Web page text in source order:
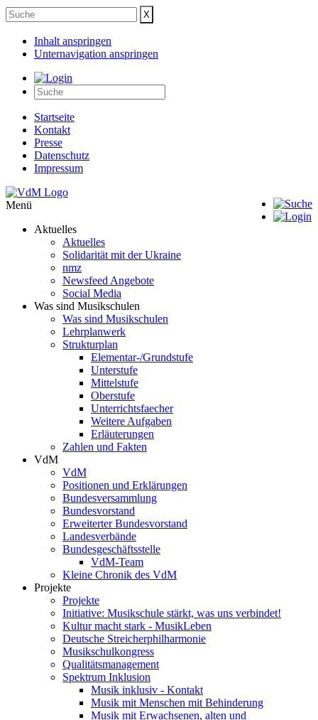
Inhalt anspringen
Unternavigation anspringen
Startseite
Kontakt
Presse
Datenschutz
Impressum
Menü
Aktuelles
Aktuelles
Solidarität mit der Ukraine
nmz
Newsfeed Angebote
Social Media
Was sind Musikschulen
Was sind Musikschulen
Lehrplanwerk
Strukturplan
Elementar-/Grundstufe
Unterstufe
Mittelstufe
Oberstufe
Unterrichtsfaecher
Weitere Aufgaben
Erläuterungen
Zahlen und Fakten
VdM
VdM
Positionen und Erklärungen
Bundesversammlung
Bundesvorstand
Erweiterter Bundesvorstand
Landesverbände
Bundesgeschäftsstelle
VdM-Team
Kleine Chronik des VdM
Projekte
Projekte
Initiative: Musikschule stärkt, was uns verbindet!
Kultur macht stark - MusikLeben
Deutsche Streicherphilharmonie
Musikschulkongress
Qualitätsmanagement
Spektrum Inklusion
Musik inklusiv - Kontakt
Musik mit Menschen mit Behinderung
Musik mit Erwachsenen, alten und